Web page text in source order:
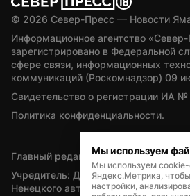
© 2026 Север-Пресс — Новости
Информационное агентство
зарегистрировано в Федеральной
сфере связи, информационных
коммуникаций (Роскомнадзор) 09
Свидетельство о регистрации ИА
Политика конфиденциальности.
Главный редактор — А.Л. Поздеев
Учредитель: Департамент
Ненецкого автономного округа
Мы используем
Мы используем
Яндекс.Метрика,
настройки,